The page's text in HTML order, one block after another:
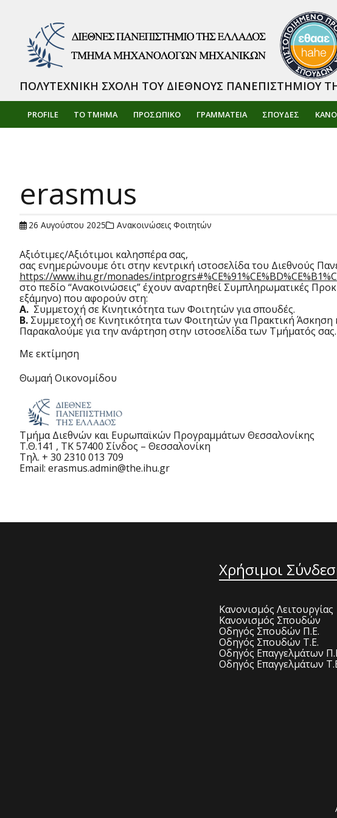
PROFILE ΤΟ ΤΜΗΜΑ ΠΡΟΣΩΠΙΚΌ ΓΡΑΜΜΑΤΕΙΑ ΣΠΟΥΔΕΣ
ΠΟΛΥΤΕΧΝΙΚΗ ΣΧΟΛΗ ΤΟΥ ΔΙΕΘΝΟΥΣ ΠΑΝΕΠΙΣΤΗΜΙΟΥ
erasmus
26 Αυγούστου 2025 Ανακοινώσεις Φοιτητών
Αξιότιμες/Αξιότιμοι καλησπέρα σας,
σας ενημερώνουμε ότι στην κεντρική ιστοσελίδα του Διεθνούς
https://www.ihu.gr/monades/
στο πεδίο “Ανακοινώσεις” έχουν αναρτηθεί Συμπληρωματικές
εξάμηνο) που αφορούν στη:
Α. Συμμετοχή σε Κινητικότητα των Φοιτητών για σπουδές.
Β. Συμμετοχή σε Κινητικότητα των Φοιτητών για Πρακτική Άσκηση
Παρακαλούμε για την ανάρτηση στην ιστοσελίδα των Τμήματός σας.
Με εκτίμηση
Θωμαή Οικονομίδου
Τμήμα Διεθνών και Ευρωπαϊκών Προγραμμάτων Θεσσαλονίκης
Τ.Θ.141 , ΤΚ 57400 Σίνδος – Θεσσαλονίκη
Τηλ. + 30 2310 013 709
Email: erasmus.admin@the.ihu.gr
Χρήσιμοι
Κανονισμός Λειτουργίας
Κανονισμός Σπουδών
Οδηγός Σπουδών Π.Ε.
Οδηγός Σπουδών Τ.Ε.
Οδηγός Επαγγελμάτων
Οδηγός Επαγγελμάτων